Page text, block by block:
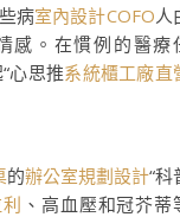
病室內設計COFO人
感。在慣例的醫療
心思推系統櫃工廠直
的辦公室規劃設計“科
、高血壓和冠芥蒂